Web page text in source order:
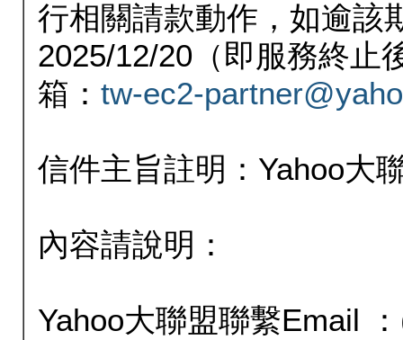
行相關請款動作，如逾該
2025/12/20（即服務終止
箱： tw-ec2-
信件主旨註明：Yahoo大
內容請說明：
Yahoo大聯盟聯繫Email